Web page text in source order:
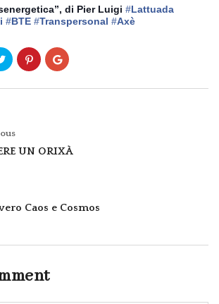
di Pier Luigi ‪#‎Lattuada‬
‪#‎BTE‬ ‪#‎Transpersonal‬ ‪#‎Axè‬
UN ORIXÀ
Caos e Cosmos